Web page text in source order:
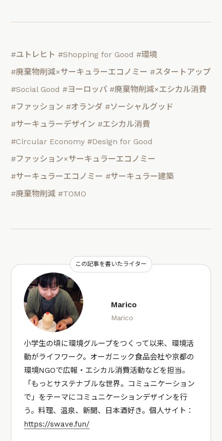
#ユトレヒト #Shopping for Good #環境
#廃棄物削減×サーキュラーエコノミー #スタートアップ
#Social Good #ヨーロッパ #廃棄物削減×エシカル消費
#ファッション #オランダ #ソーシャルグッド
#サーキュラーデザイン #エシカル消費
#Circular Economy #Design for Good
#ファッション×サーキュラーエコノミー
#サーキュラーエコノミー #サーキュラー建築
#廃棄物削減 #TOMO
この記事を書いたライター
Marico
Marico
小学生の頃に環境グループをつくって以来、環境活
動がライフワーク。オーガニック食品会社や京都の
環境NGOで広報・エシカル消費活動などを担当。
「もっとサステナブルな世界。コミュニケーション
で」をテーマにコミュニケーションデザインを行
う。料理、温泉、新聞、日本酒好き。個人サイト：
https://swave.fun/